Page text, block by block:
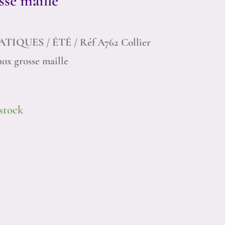
/ ÉTÉ / Réf A762 Collier
grosse maille